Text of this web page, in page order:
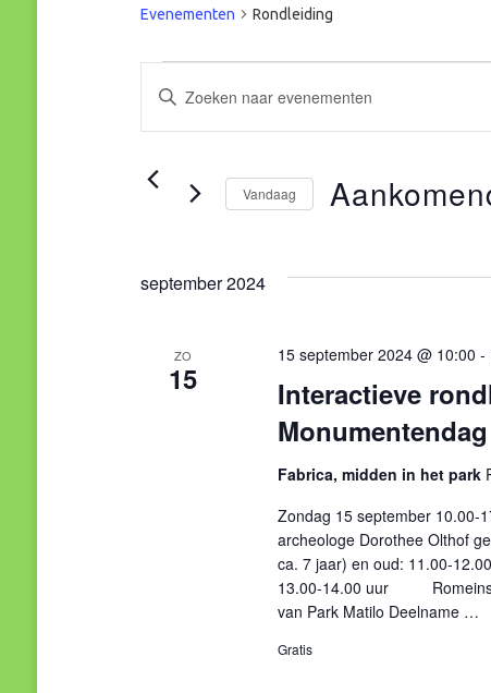
Evenementen Rondleiding
Evenementen
Evenementen
Zoeken
en
navigatie
Vul
in.
Evenementen
Vandaag
september 2024
ZO
15
Interactieve
Monumentendag
15 september 2024 @ 10:00 -
Fabrica, midden in het park
Zondag 15 september 10.00-
archeologe Dorothee Olthof
ca. 7 jaar) en oud: 11.00-
13.00-14.00 uur Romeins
van Park Matilo Deelname …
Gratis